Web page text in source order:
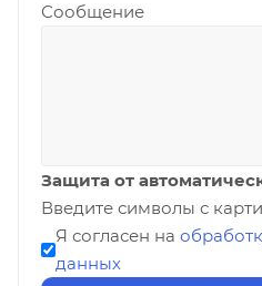
Сообщение
Защита от
Введите символы с
Я согласен на
данных